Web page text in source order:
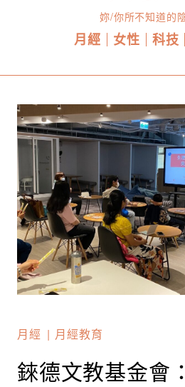
妳/你所不知道的
月經 女性 科技
月經 月經教育
錸德文教基金會